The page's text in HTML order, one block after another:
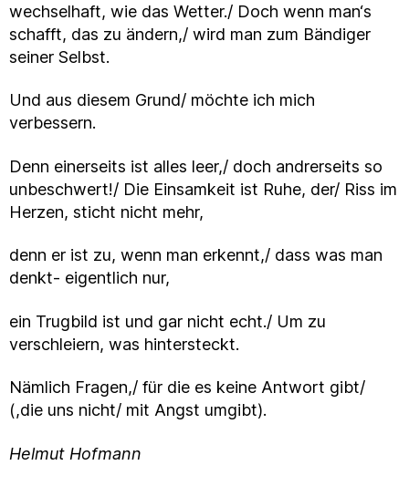
wechselhaft, wie das Wetter./ Doch wenn man‘s
schafft, das zu ändern,/ wird man zum Bändiger
seiner Selbst.
Und aus diesem Grund/ möchte ich mich
verbessern.
Denn einerseits ist alles leer,/ doch andrerseits so
unbeschwert!/ Die Einsamkeit ist Ruhe, der/ Riss im
Herzen, sticht nicht mehr,
denn er ist zu, wenn man erkennt,/ dass was man
denkt- eigentlich nur,
ein Trugbild ist und gar nicht echt./ Um zu
verschleiern, was hintersteckt.
Nämlich Fragen,/ für die es keine Antwort gibt/
(,die uns nicht/ mit Angst umgibt).
Helmut Hofmann